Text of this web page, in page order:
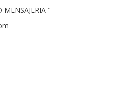
"